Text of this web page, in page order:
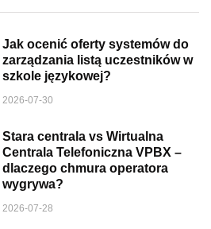
Jak ocenić oferty systemów do
zarządzania listą uczestników w
szkole językowej?
2026-07-30
Stara centrala vs Wirtualna
Centrala Telefoniczna VPBX –
dlaczego chmura operatora
wygrywa?
2026-07-28